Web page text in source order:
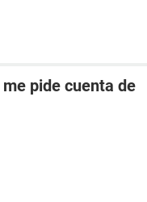
pide cuenta de